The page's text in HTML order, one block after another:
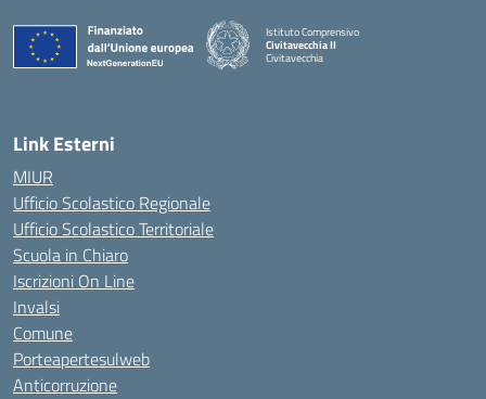
Istituto Comprensivo
Civitavecchia II
Civitavecchia
Link Esterni
MIUR
Ufficio Scolastico Regionale
Ufficio Scolastico Territoriale
Scuola in Chiaro
Iscrizioni On Line
Invalsi
Comune
Porteapertesulweb
Anticorruzione